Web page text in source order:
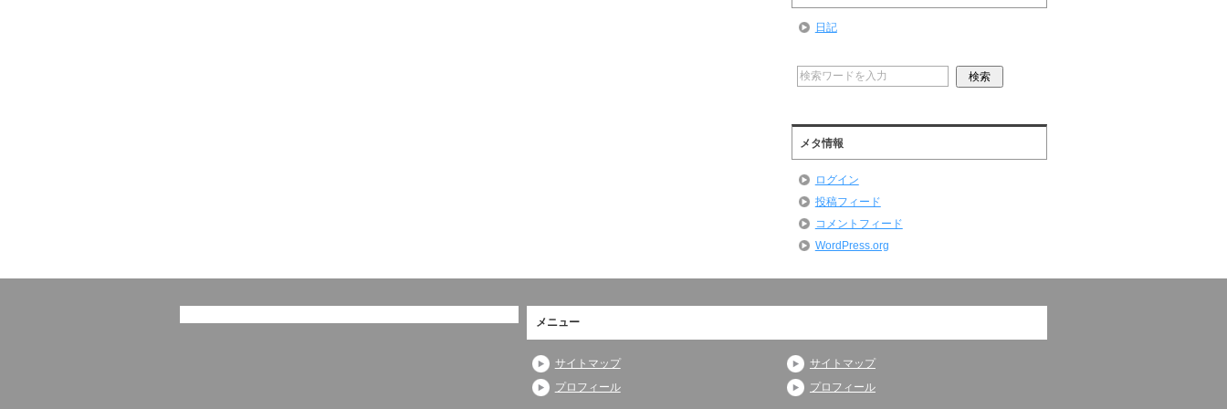
日記
メタ情報
ログイン
投稿フィード
コメントフィード
WordPress.org
メニュー
サイトマップ
プロフィール
サイトマップ
プロフィール